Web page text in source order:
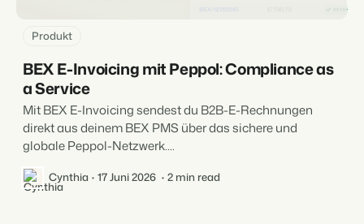
Produkt
BEX E-Invoicing mit Peppol: Compliance as
a Service
Mit BEX E-Invoicing sendest du B2B-E-Rechnungen
direkt aus deinem BEX PMS über das sichere und
globale Peppol-Netzwerk....
Cynthia 17 Juni 2026 2 min read